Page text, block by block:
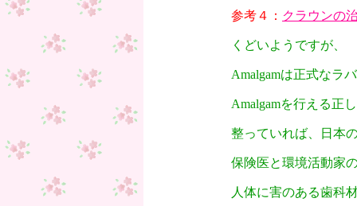
参考４： クラウンの
くどいようですが、
Amalgamは正式なラ
Amalgamを行える正
整っていれば、日本
保険医と環境活動家
人体に害のある歯科